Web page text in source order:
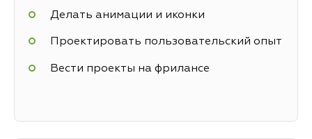
Делать анимации и иконки
Проектировать пользовательский опыт
Вести проекты на фрилансе